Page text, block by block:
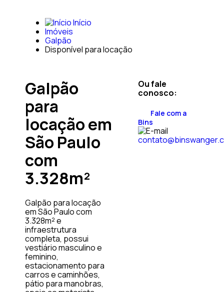
Início
Imóveis
Galpão
Disponível para locação
Galpão
para
locação em
São Paulo
com
3.328m²
Galpão para locação
em São Paulo com
3.328m² e
infraestrutura
completa, possui
vestiário masculino e
feminino,
estacionamento para
carros e caminhões,
pátio para manobras,
Ou fale
conosco:
Fale com a
Bins